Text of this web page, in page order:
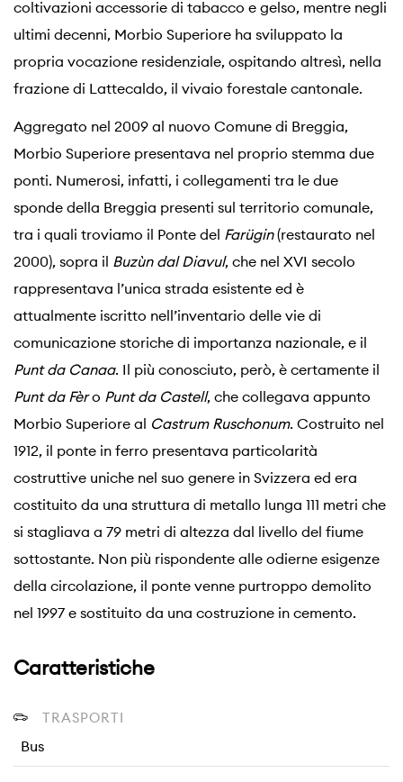
coltivazioni accessorie di tabacco e gelso, mentre negli
ultimi decenni, Morbio Superiore ha sviluppato la
propria vocazione residenziale, ospitando altresì, nella
frazione di Lattecaldo, il vivaio forestale cantonale.
Aggregato nel 2009 al nuovo Comune di Breggia,
Morbio Superiore presentava nel proprio stemma due
ponti. Numerosi, infatti, i collegamenti tra le due
sponde della Breggia presenti sul territorio comunale,
tra i quali troviamo il Ponte del Farügin(restaurato nel
2000), sopra il Buzùn dal Diavul, che nel XVI secolo
rappresentava l’unica strada esistente ed è
attualmente iscritto nell’inventario delle vie di
comunicazione storiche di importanza nazionale, e il
Punt da Canaa. Il più conosciuto, però, è certamente il
Punt da Fèro Punt da Castell, che collegava appunto
Morbio Superiore al Castrum Ruschonum. Costruito nel
1912, il ponte in ferro presentava particolarità
costruttive uniche nel suo genere in Svizzera ed era
costituito da una struttura di metallo lunga 111 metri che
si stagliava a 79 metri di altezza dal livello del fiume
sottostante. Non più rispondente alle odierne esigenze
della circolazione, il ponte venne purtroppo demolito
nel 1997 e sostituito da una costruzione in cemento.
Caratteristiche
TRASPORTI
Bus